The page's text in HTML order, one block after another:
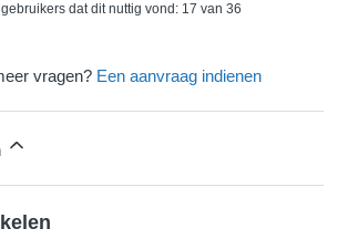
dat dit nuttig vond: 17 van 36
vragen? Een aanvraag indienen